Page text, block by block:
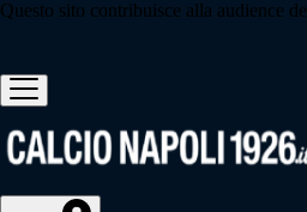
Questo sito contribuisce alla audience de